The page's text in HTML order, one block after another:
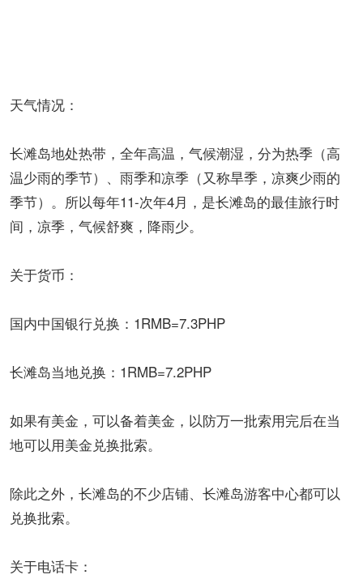
天气情况：
长滩岛地处热带，全年高温，气候潮湿，分为热季（高
温少雨的季节）、雨季和凉季（又称旱季，凉爽少雨的
季节）。所以每年11-次年4月，是长滩岛的最佳旅行时
间，凉季，气候舒爽，降雨少。
关于货币：
国内中国银行兑换：1RMB=7.3PHP
长滩岛当地兑换：1RMB=7.2PHP
如果有美金，可以备着美金，以防万一批索用完后在当
地可以用美金兑换批索。
除此之外，长滩岛的不少店铺、长滩岛游客中心都可以
兑换批索。
关于电话卡：